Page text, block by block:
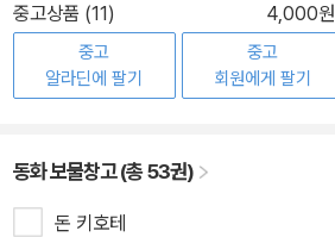
중고상품 (11) 4,000원
중고
알라딘에 팔기
중고
회원에게 팔기
동화 보물창고 (총 53권)
돈 키호테